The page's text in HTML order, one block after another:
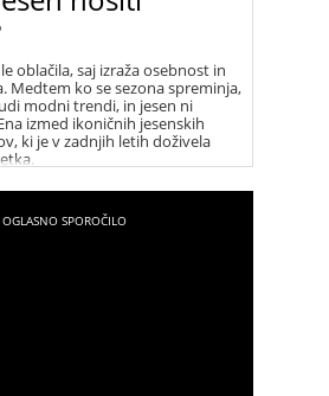
oblačila, saj izraža osebnost in
Medtem ko se sezona spreminja,
modni trendi, in jesen ni
izmed ikoničnih jesenskih
ki je v zadnjih letih doživela